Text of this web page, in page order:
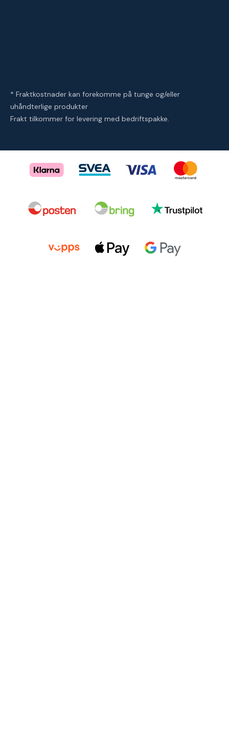
* Fraktkostnader kan forekomme på tunge og/eller
uhåndterlige produkter
Frakt tilkommer for levering med bedriftspakke.